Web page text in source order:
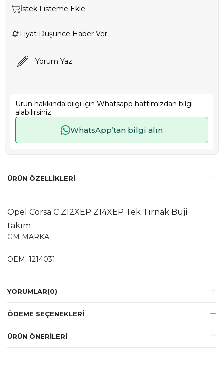
İstek Listeme Ekle
Fiyat Düşünce Haber Ver
Yorum Yaz
Ürün hakkında bilgi için Whatsapp hattımızdan bilgi
alabilirsiniz.
WhatsApp’tan bilgi alın
ÜRÜN ÖZELLIKLERI
Opel Corsa C Z12XEP Z14XEP Tek Tırnak Buji
takım
GM MARKA
OEM: 1214031
YORUMLAR(0)
ÖDEME SEÇENEKLERI
ÜRÜN ÖNERILERI